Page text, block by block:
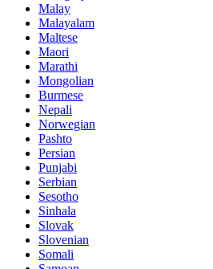
Malay
Malayalam
Maltese
Maori
Marathi
Mongolian
Burmese
Nepali
Norwegian
Pashto
Persian
Punjabi
Serbian
Sesotho
Sinhala
Slovak
Slovenian
Somali